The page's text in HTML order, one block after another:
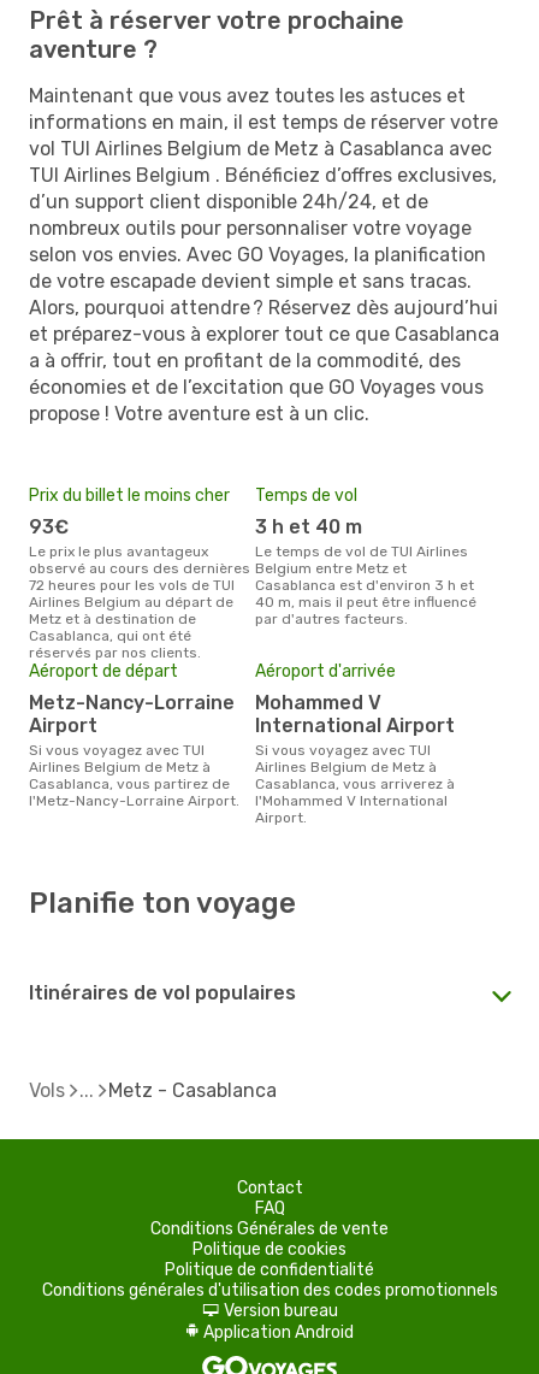
Prêt à réserver votre prochaine
aventure ?
Maintenant que vous avez toutes les astuces et
informations en main, il est temps de réserver votre
vol TUI Airlines Belgium de Metz à Casablanca avec
TUI Airlines Belgium . Bénéficiez d’offres exclusives,
d’un support client disponible 24h/24, et de
nombreux outils pour personnaliser votre voyage
selon vos envies. Avec GO Voyages, la planification
de votre escapade devient simple et sans tracas.
Alors, pourquoi attendre ? Réservez dès aujourd’hui
et préparez-vous à explorer tout ce que Casablanca
a à offrir, tout en profitant de la commodité, des
économies et de l’excitation que GO Voyages vous
propose ! Votre aventure est à un clic.
Prix du billet le moins cher
93€
Le prix le plus avantageux
observé au cours des dernières
72 heures pour les vols de TUI
Airlines Belgium au départ de
Metz et à destination de
Casablanca, qui ont été
réservés par nos clients.
Temps de vol
3 h et 40 m
Le temps de vol de TUI Airlines
Belgium entre Metz et
Casablanca est d'environ 3 h et
40 m, mais il peut être influencé
par d'autres facteurs.
Aéroport de départ
Metz-Nancy-Lorraine
Airport
Si vous voyagez avec TUI
Airlines Belgium de Metz à
Casablanca, vous partirez de
l'Metz-Nancy-Lorraine Airport.
Aéroport d'arrivée
Mohammed V
International Airport
Si vous voyagez avec TUI
Airlines Belgium de Metz à
Casablanca, vous arriverez à
l'Mohammed V International
Airport.
Planifie ton voyage
Itinéraires de vol populaires
Vols Metz - Casablanca
Contact
FAQ
Conditions Générales de vente
Politique de cookies
Politique de confidentialité
Conditions générales d'utilisation des codes promotionnels
d Version bureau
A Application Android